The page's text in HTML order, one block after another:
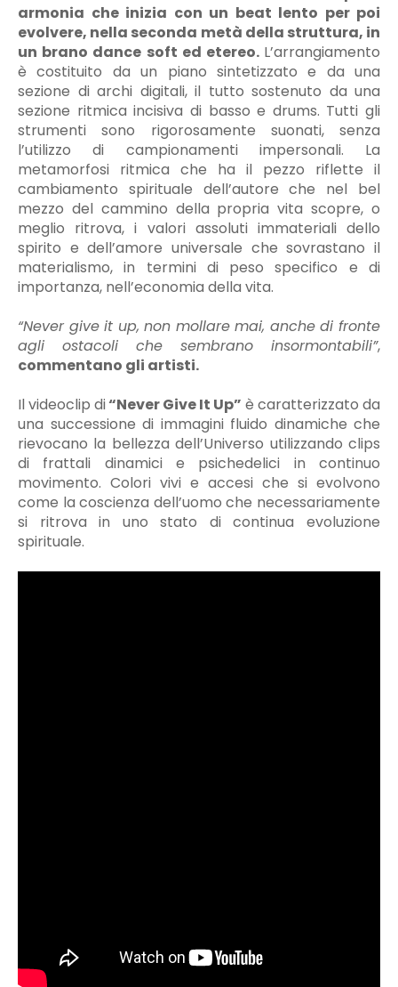
armonia che inizia con un beat lento per poi
evolvere, nella seconda metà della struttura, in
un brano dance soft ed etereo. L’arrangiamento
è costituito da un piano sintetizzato e da una
sezione di archi digitali, il tutto sostenuto da una
sezione ritmica incisiva di basso e drums. Tutti gli
strumenti sono rigorosamente suonati, senza
l’utilizzo di campionamenti impersonali. La
metamorfosi ritmica che ha il pezzo riflette il
cambiamento spirituale dell’autore che nel bel
mezzo del cammino della propria vita scopre, o
meglio ritrova, i valori assoluti immateriali dello
spirito e dell’amore universale che sovrastano il
materialismo, in termini di peso specifico e di
importanza, nell’economia della vita.
“Never give it up, non mollare mai, anche di fronte
agli ostacoli che sembrano insormontabili”,
commentano gli artisti.
Il videoclip di“Never Give It Up” è caratterizzato da
una successione di immagini fluido dinamiche che
rievocano la bellezza dell’Universo utilizzando clips
di frattali dinamici e psichedelici in continuo
movimento. Colori vivi e accesi che si evolvono
come la coscienza dell’uomo che necessariamente
si ritrova in uno stato di continua evoluzione
spirituale.